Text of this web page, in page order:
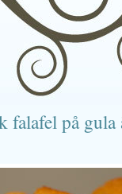
falafel på